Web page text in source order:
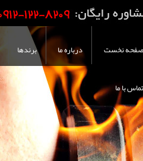
صفحه نخست درباره ما برندها
تماس با ما